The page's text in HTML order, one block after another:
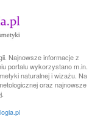
Najnowsze informacje z
portalu wykorzystano m.in.
naturalnej i wizażu. Na
oraz najnowsze